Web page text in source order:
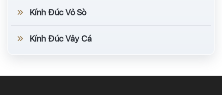
Kính Đúc Vỏ Sò
Kính Đúc Vảy Cá